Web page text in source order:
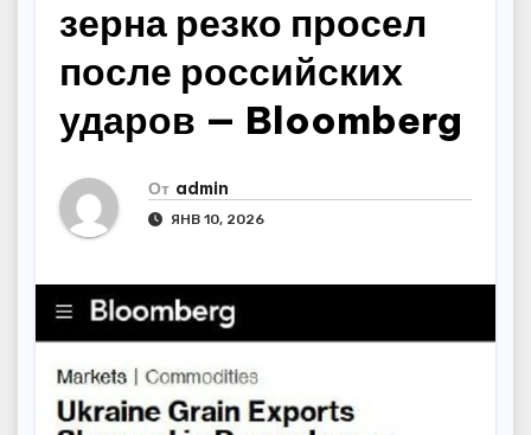
зерна резко просел
после российских
ударов — Bloomberg
От admin
ЯНВ 10, 2026